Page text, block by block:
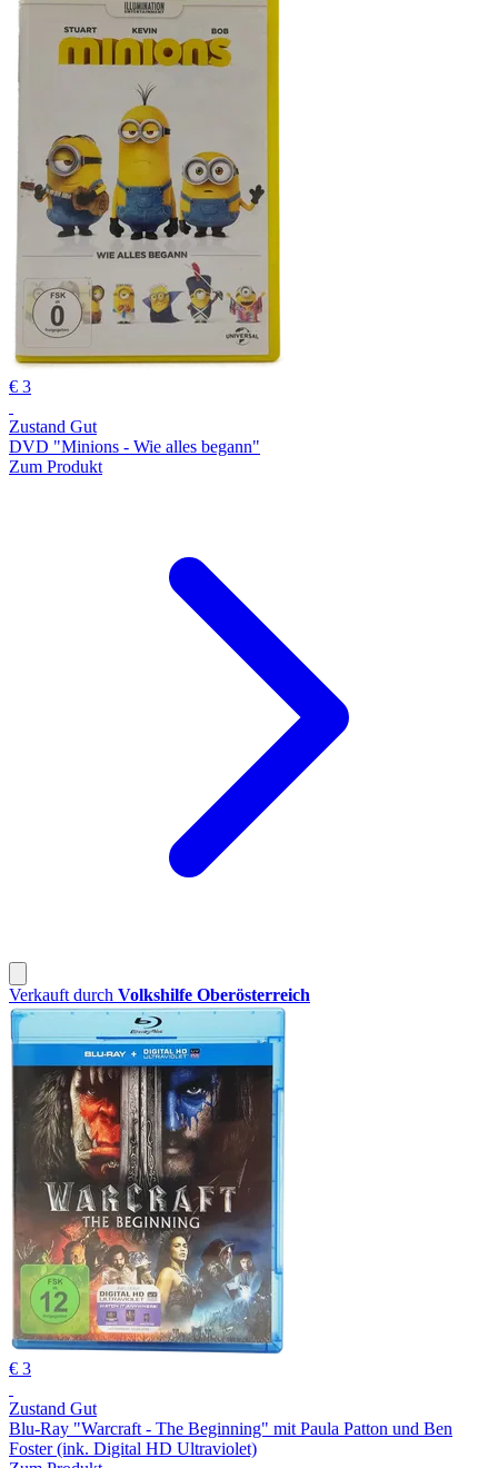
€ 3
Zustand Gut
DVD "Minions - Wie alles begann"
Zum Produkt
Verkauft durch Volkshilfe Oberösterreich
€ 3
Zustand Gut
Blu-Ray "Warcraft - The Beginning" mit Paula Patton und Ben
Foster (ink. Digital HD Ultraviolet)